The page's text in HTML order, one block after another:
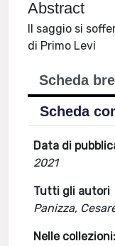
Abstract
Il saggio si
di Primo Levi
Scheda
Scheda
Data di
2021
Tutti gli autori
Panizza,
Nelle collezioni: